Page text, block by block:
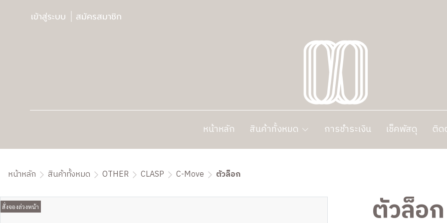
เข้าสู่ระบบ สมัครสมาชิก
หน้าหลัก สินค้าทั้งหมด การชำระเงิน เช็คพัสดุ ติด
หน้าหลัก สินค้าทั้งหมด OTHER CLASP C-Move ตัวล็อก
สั่งจองล่วงหน้า ตัวล็อก